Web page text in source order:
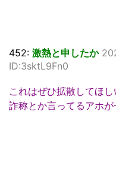
452: 激熱と申したか
ID:3sktL9Fn0
これはぜひ拡散してほし
詐称とか言ってるアホ